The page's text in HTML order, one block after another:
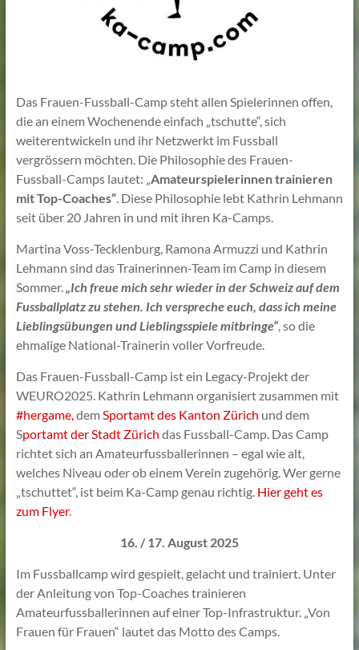
Das Frauen-Fussball-Camp steht allen Spielerinnen offen,
die an einem Wochenende einfach „tschutte“, sich
weiterentwickeln und ihr Netzwerkt im Fussball
vergrössern möchten. Die Philosophie des Frauen-
Fussball-Camps lautet: „Amateurspielerinnen trainieren
mit Top-Coaches“. Diese Philosophie lebt Kathrin Lehmann
seit über 20 Jahren in und mit ihren Ka-Camps.
Martina Voss-Tecklenburg, Ramona Armuzzi und Kathrin
Lehmann sind das Trainerinnen-Team im Camp in diesem
Sommer.„Ich freue mich sehr wieder in der Schweiz auf dem
Fussballplatz zu stehen. Ich verspreche euch, dass ich meine
Lieblingsübungen und Lieblingsspiele mitbringe“, so die
ehmalige National-Trainerin voller Vorfreude.
Das Frauen-Fussball-Camp ist ein Legacy-Projekt der
WEURO2025. Kathrin Lehmann organisiert zusammen mit
#hergame,demSportamt des Kanton Zürich und dem
Sportamt der Stadt Zürich das Fussball-Camp. Das Camp
richtet sich an Amateurfussballerinnen – egal wie alt,
welches Niveau oder ob einem Verein zugehörig. Wer gerne
„tschuttet“, ist beim Ka-Camp genau richtig. Hier geht es
zum Flyer.
16. / 17. August 2025
Im Fussballcamp wird gespielt, gelacht und trainiert. Unter
der Anleitung von Top-Coaches trainieren
Amateurfussballerinnen auf einer Top-Infrastruktur. „Von
Frauen für Frauen“ lautet das Motto des Camps.